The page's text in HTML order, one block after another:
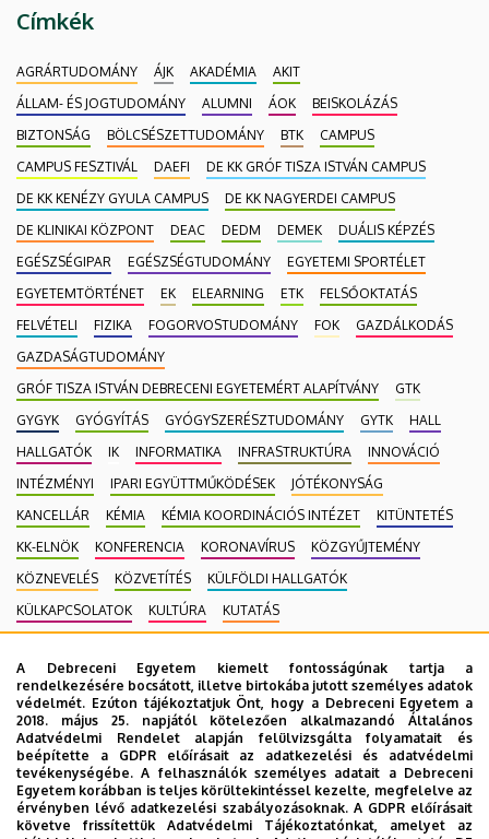
Címkék
AGRÁRTUDOMÁNY ÁJK AKADÉMIA
AKIT
ÁLLAM- ÉS JOGTUDOMÁNY
ALUMNI ÁOK
BEISKOLÁZÁS
BIZTONSÁG
BÖLCSÉSZETTUDOMÁNY BTK
CAMPUS
CAMPUS FESZTIVÁL
DAEFI
DE KK GRÓF TISZA ISTVÁN CAMPUS
DE KK KENÉZY GYULA CAMPUS
DE KK NAGYERDEI CAMPUS
DE KLINIKAI KÖZPONT
DEAC DEDM DEMEK
DUÁLIS KÉPZÉS
EGÉSZSÉGIPAR
EGÉSZSÉGTUDOMÁNY
EGYETEMI SPORTÉLET
EGYETEMTÖRTÉNET
EK ELEARNING ETK
FELSŐOKTATÁS
FELVÉTELI
FIZIKA FOGORVOSTUDOMÁNY FOK
GAZDÁLKODÁS
GAZDASÁGTUDOMÁNY
GRÓF TISZA ISTVÁN DEBRECENI EGYETEMÉRT ALAPÍTVÁNY
GTK
GYGYK
GYÓGYÍTÁS GYÓGYSZERÉSZTUDOMÁNY GYTK
HALL
HALLGATÓK
IK INFORMATIKA INFRASTRUKTÚRA
INNOVÁCIÓ
INTÉZMÉNYI
IPARI EGYÜTTMŰKÖDÉSEK
JÓTÉKONYSÁG
KANCELLÁR
KÉMIA KÉMIA KOORDINÁCIÓS INTÉZET
KITÜNTETÉS
KK-ELNÖK
KONFERENCIA KORONAVÍRUS
KÖZGYŰJTEMÉNY
KÖZNEVELÉS
KÖZVETÍTÉS
KÜLFÖLDI HALLGATÓK
KÜLKAPCSOLATOK
KULTÚRA
KUTATÁS
MOBILITÁSI PROGRAM
MULTIMÉDIA MŰSZAKI
NEKROLÓG
NÉPEGÉSZSÉGÜGY
NEUROTECH NEVELÉSTUDOMÁNY
NK
OKTATÁS
ORVOSTUDOMÁNY
PEDAGÓGUSKÉPZŐ KÖZPONT
PONTHATÁROK
RAK RANGSOR REKTOR
SET KÖZPONT
SIÓFOK CAMPUS
SPORT SPORTTUDOMÁNYOK
STUDYVERSITY
SZENIOR EGYETEM
SZOLNOK CAMPUS TÁRSADALOMTUDOMÁNY
A Debreceni Egyetem kiemelt fontosságúnak tartja a
rendelkezésére bocsátott, illetve birtokába jutott személyes adatok
védelmét. Ezúton tájékoztatjuk Önt, hogy a Debreceni Egyetem a
2018. május 25. napjától kötelezően alkalmazandó Általános
Adatvédelmi Rendelet alapján felülvizsgálta folyamatait és
beépítette a GDPR előírásait az adatkezelési és adatvédelmi
tevékenységébe. A felhasználók személyes adatait a Debreceni
Egyetem korábban is teljes körültekintéssel kezelte, megfelelve az
érvényben lévő adatkezelési szabályozásoknak. A GDPR előírásait
követve frissítettük Adatvédelmi Tájékoztatónkat, amelyet az